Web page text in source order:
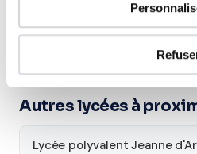
Première
Autres lycées à
Lycée polyvalent Jeanne